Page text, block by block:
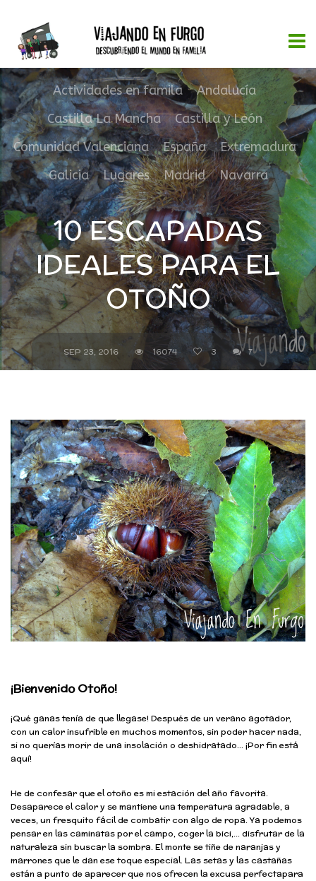
Actividades en famila,Andalucía,
Castilla La Mancha,Castilla y León,
Comunidad Valenciana,España,Extremadura,
Galicia,Lugares,Madrid,Navarra
10 ESCAPADAS
IDEALES PARA EL
OTOÑO
SEP 23, 2016 16074 3 7
¡Bienvenido Otoño!
¡Qué ganas tenía de que llegase! Después de un verano agotador,
con un calor insufrible en muchos momentos, sin poder hacer nada,
si no querías morir de una insolación o deshidratado… ¡Por fin está
aquí!
He de confesar que el otoño es mi estación del año favorita.
Desaparece el calor y se mantiene una temperatura agradable, a
veces, un fresquito fácil de combatir con algo de ropa. Ya podemos
pensar en las caminatas por el campo, coger la bici,… disfrutar de la
naturaleza sin buscar la sombra. El monte se tiñe de naranjas y
marrones que le dan ese toque especial. Las setas y las castañas
están a punto de aparecer que nos ofrecen la excusa perfectapara